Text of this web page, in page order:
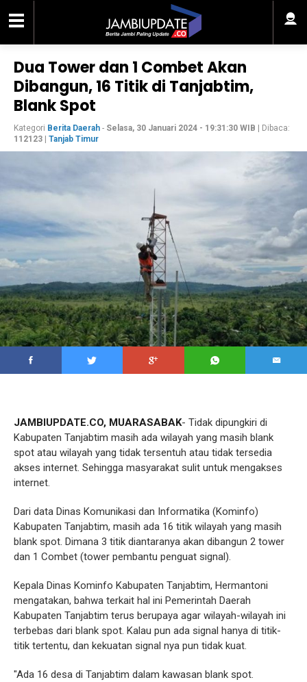
Dua Tower dan 1 Combet Akan
Dibangun, 16 Titik di Tanjabtim,
Blank Spot
Kategori Berita Daerah - Selasa, 30 Januari 2024 - 19:31:30 WIB | Dibaca:
112123
Tanjab Timur
JAMBIUPDATE.CO, MUARASABAK- Tidak dipungkiri di
Kabupaten Tanjabtim masih ada wilayah yang masih blank
spot atau wilayah yang tidak tersentuh atau tidak tersedia
akses internet. Sehingga masyarakat sulit untuk mengakses
internet.
Dari data Dinas Komunikasi dan Informatika (Kominfo)
Kabupaten Tanjabtim, masih ada 16 titik wilayah yang masih
blank spot. Dimana 3 titik diantaranya akan dibangun 2 tower
dan 1 Combet (tower pembantu penguat signal).
Kepala Dinas Kominfo Kabupaten Tanjabtim, Hermantoni
mengatakan, bahwa terkait hal ini Pemerintah Daerah
Kabupaten Tanjabtim terus berupaya agar wilayah-wilayah ini
terbebas dari blank spot. Kalau pun ada signal hanya di titik-
titik tertentu, dan kekuatan signal nya pun tidak kuat.
"Ada 16 desa di Tanjabtim dalam kawasan blank spot.